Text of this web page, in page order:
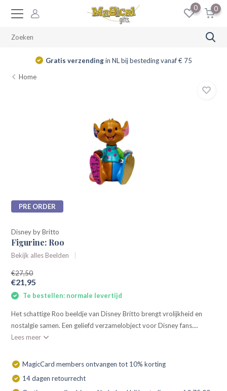
0 0
Gratis verzendingin NL bij besteding vanaf € 75
Home
PRE ORDER
Disney by Britto
Figurine: Roo
Bekijk alles Beelden
€27,50
€21,95
Te bestellen: normale levertijd
Het schattige Roo beeldje van Disney Britto brengt vrolijkheid en
nostalgie samen. Een geliefd verzamelobject voor Disney fans....
Lees meer
MagicCard members ontvangen tot 10% korting
14 dagen retourrecht